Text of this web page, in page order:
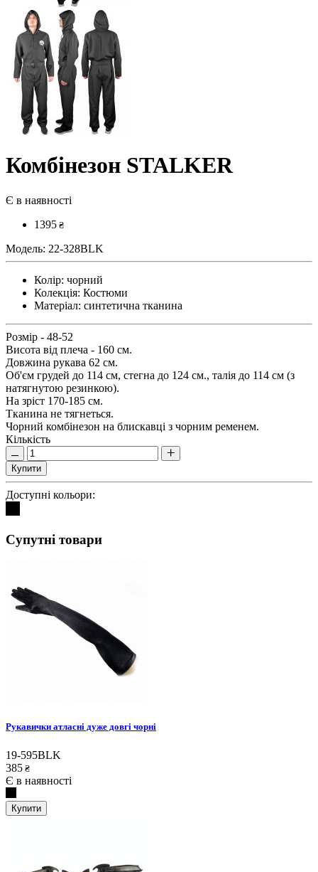
Комбінезон STALKER
Є в наявності
1395 ₴
Модель: 22-328BLK
Колір: чорний
Колекція: Костюми
Матеріал: синтетична тканина
Розмір - 48-52
Висота від плеча - 160 см.
Довжина рукава 62 см.
Об'єм грудей до 114 см, стегна до 124 см., талія до 114 см (з
натягнутою резинкою).
На зріст 170-185 см.
Тканина не тягнеться.
Чорний комбінезон на блискавці з чорним ременем.
Кількість
Купити
Доступні кольори:
Супутні товари
Рукавички атласні дуже довгі чорні
19-595BLK
385 ₴
Є в наявності
Купити